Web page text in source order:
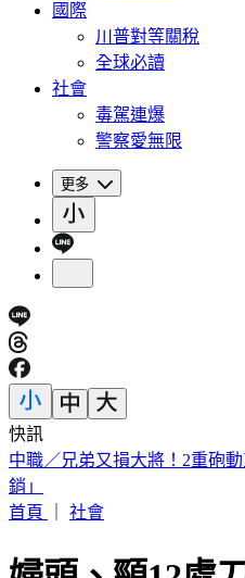
國際
川普對等關稅
全球必讀
社會
毒駕連爆
警察愛無限
更多
快訊
44歲宋慧喬凍齡穿搭曝！粉絲
首頁
婦頭、頸12處